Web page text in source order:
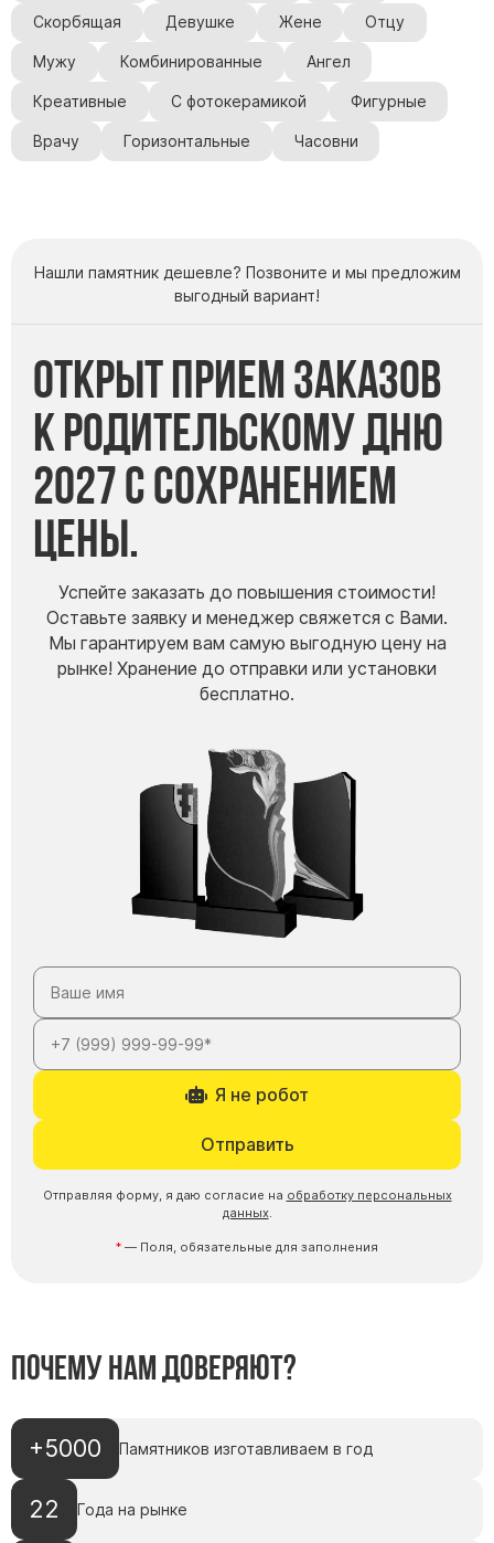
Памятники современные
Памятники стандартные
Памятники черные
Памятники со свечей
Хачкары
Памятники ростовые
Памятник Родителям
Флагштоки
Мемориальные доски
Ограды из гранита
Ограды из чугуна
Столбы для ограды чугун
Ограды металл
Тротуарная плитка
Вазы полимерные
Подсвечники
Венки
Вазы из гранита
Скульптуры в полный рост
Барельефы
Кресты
Голуби
Распятие
Скорбящие
Цветы
Скорбящая Девушке Жене Отцу
Мужу Комбинированные Ангел
Креативные С фотокерамикой Фигурные
Врачу Горизонтальные Часовни
Нашли памятник дешевле? Позвоните и мы предложим
выгодный вариант!
Открыт прием заказов
к Родительскому дню
2027 с сохранением
цены.
Успейте заказать до повышения стоимости!
Оставьте заявку и менеджер свяжется с Вами.
Мы гарантируем вам самую выгодную цену на
рынке! Хранение до отправки или установки
бесплатно.
Я не робот
Отправить
Отправляя форму, я даю согласие на обработку персональных
данных.
— Поля, обязательные для заполнения
Почему нам доверяют?
+5000 Памятников изготавливаем в год
22 Года на рынке